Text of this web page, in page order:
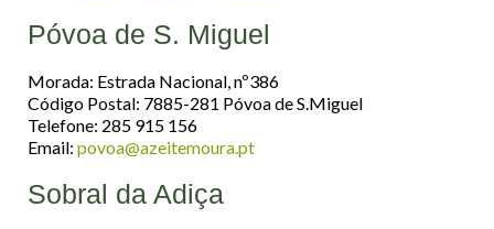
Póvoa de S. Miguel
Morada: Estrada Nacional, nº386
Código Postal: 7885-281 Póvoa de S.Miguel
Telefone: 285 915 156
Email: povoa@azeitemoura.pt
Sobral da Adiça